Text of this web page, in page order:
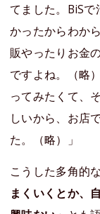
てました。BiS
かったからわか
販やったりお金
ですよね。（略
ってみたくて、
しいから、お店
た。（略）」
こうした多角的
まくいくとか、